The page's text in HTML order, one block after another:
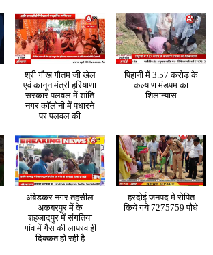
श्री गौख गौतम जी खेल
एवं कानून मंत्री हरियाणा
सरकार पलवल में शांति
नगर कॉलोनी में पधारने
पर पलवल की
पिहानी में 3.57 करोड़ के
कल्याण मंडपम का
शिलान्यास
अंबेडकर नगर तहसील
अकबरपुर में के
शहजादपुर में संगतिया
गांव में गैस की लापरवाही
दिक्कत हो रही है
हरदोई जनपद मे रोपित
किये गये 7275759 पौधे